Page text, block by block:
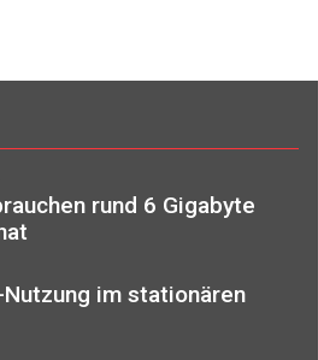
rund 6 Gigabyte
im stationären